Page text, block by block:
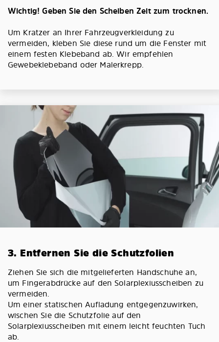
Wichtig! Geben Sie den Scheiben Zeit zum trocknen.
Um Kratzer an Ihrer Fahrzeugverkleidung zu
vermeiden, kleben Sie diese rund um die Fenster mit
einem festen Klebeband ab. Wir empfehlen
Gewebeklebeband oder Malerkrepp.
3. Entfernen Sie die Schutzfolien
Ziehen Sie sich die mitgelieferten Handschuhe an,
um Fingerabdrücke auf den Solarplexiusscheiben zu
vermeiden.
Um einer statischen Aufladung entgegenzuwirken,
wischen Sie die Schutzfolie auf den
Solarplexiusscheiben mit einem leicht feuchten Tuch
ab.